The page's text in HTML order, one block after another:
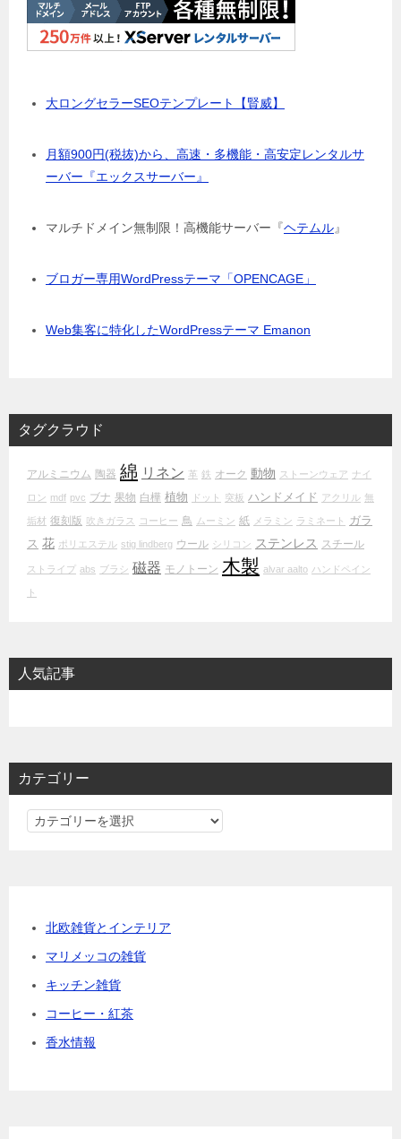
大ロングセラーSEOテンプレート【賢威】
月額900円(税抜)から、高速・多機能・高安定レンタルサ
ーバー『エックスサーバー』
マルチドメイン無制限！高機能サーバー『ヘテムル』
ブロガー専用WordPressテーマ「OPENCAGE」
Web集客に特化したWordPressテーマ Emanon
タグクラウド
アルミニウム 陶器 綿 リネン 革 鉄 オーク 動物 ストーンウェア ナイ
ロン mdf pvc ブナ 果物 白樺 植物 ドット 突板 ハンドメイド アクリル 無
垢材 復刻版 吹きガラス コーヒー 鳥 ムーミン 紙 メラミン ラミネート
ガラ
ス 花 ポリエステル stig lindberg ウール シリコン ステンレス スチール
ストライプ abs ブラシ 磁器 モノトーン 木製 alvar aalto ハンドペイン
ト
人気記事
カテゴリー
カ
北欧雑貨とインテリア
マリメッコの雑貨
キッチン雑貨
コーヒー・紅茶
香水情報